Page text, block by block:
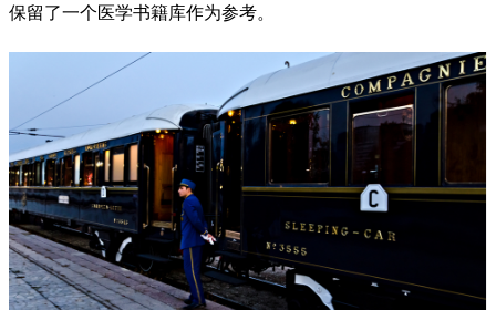
保留了一个医学书籍库作为参考。